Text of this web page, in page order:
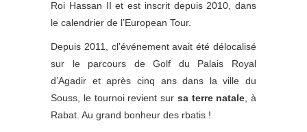
Roi Hassan II et est inscrit depuis 2010, dans
le calendrier de l’European Tour.
Depuis 2011, cl’événement avait été délocalisé
sur le parcours de Golf du Palais Royal
d’Agadir et après cinq ans dans la ville du
Souss, le tournoi revient sur sa terre natale , à
Rabat. Au grand bonheur des rbatis !